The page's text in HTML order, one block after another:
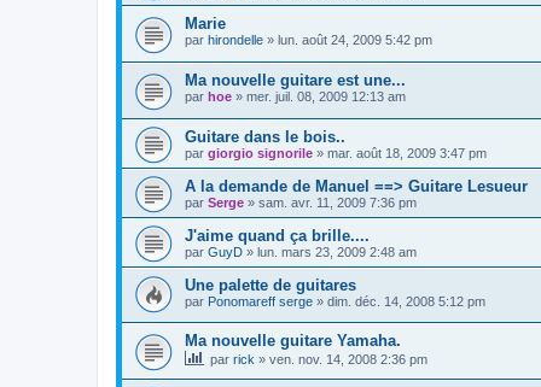
Marie
par hirondelle » lun. août 24, 2009 5:42 pm
Ma nouvelle guitare est une...
par hoe » mer. juil. 08, 2009 12:13 am
Guitare dans le bois..
par giorgio signorile » mar. août 18, 2009 3:47 pm
A la demande de Manuel ==> Guitare Lesueur
par Serge » sam. avr. 11, 2009 7:36 pm
J'aime quand ça brille....
par GuyD » lun. mars 23, 2009 2:48 am
Une palette de guitares
par Ponomareff serge » dim. déc. 14, 2008 5:12 pm
Ma nouvelle guitare Yamaha.
par rick » ven. nov. 14, 2008 2:36 pm